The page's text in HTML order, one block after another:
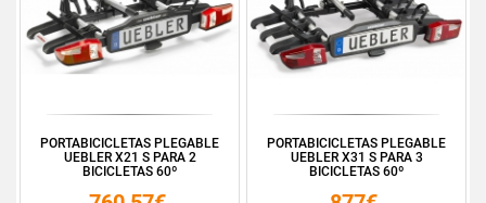
PORTABICICLETAS PLEGABLE
UEBLER X21 S PARA 2
BICICLETAS 60º
PORTABICICLETAS PLEGABLE
UEBLER X31 S PARA 3
BICICLETAS 60º